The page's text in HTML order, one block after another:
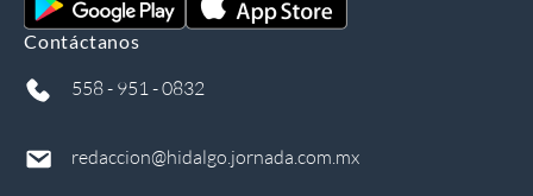
Contáctanos
558 - 951 - 0832
redaccion@hidalgo.jornada.com.mx